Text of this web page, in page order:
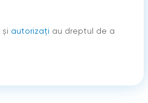
şi autorizați au dreptul de a